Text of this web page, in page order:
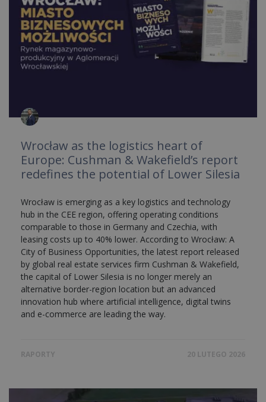
Wrocław as the logistics heart of
Europe: Cushman & Wakefield’s report
redefines the potential of Lower Silesia
Wrocław is emerging as a key logistics and technology
hub in the CEE region, offering operating conditions
comparable to those in Germany and Czechia, with
leasing costs up to 40% lower. According to Wrocław: A
City of Business Opportunities, the latest report released
by global real estate services firm Cushman & Wakefield,
the capital of Lower Silesia is no longer merely an
alternative border-region location but an advanced
innovation hub where artificial intelligence, digital twins
and e-commerce are leading the way.
RAPORTY 20 LUTEGO 2026